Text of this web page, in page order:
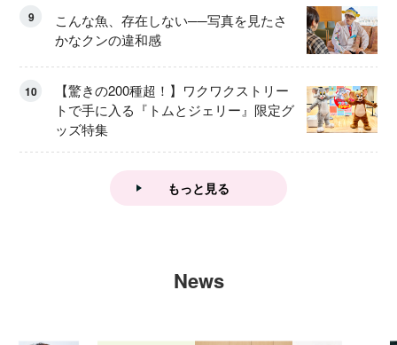
9
こんな魚、存在しない──写真を見たさ
かなクンの違和感
10
【驚きの200種超！】ワクワクストリー
トで手に入る『トムとジェリー』限定グ
ッズ特集
もっと見る
News